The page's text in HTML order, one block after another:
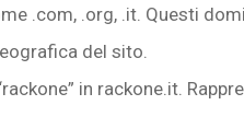
.com, .org, .it. Questi
del sito.
in rackone.it.